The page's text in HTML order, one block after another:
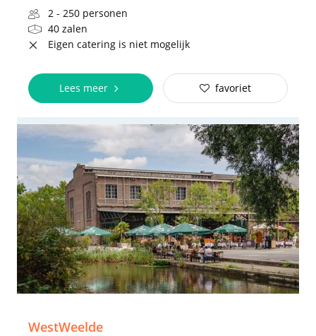
2 - 250 personen
40 zalen
Eigen catering is niet mogelijk
Lees meer favoriet
WestWeelde